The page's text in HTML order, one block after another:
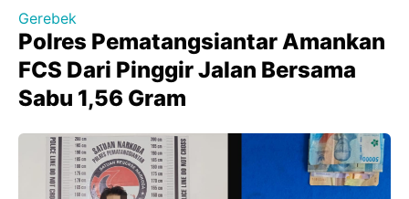
Gerebek
Polres Pematangsiantar Amankan
FCS Dari Pinggir Jalan Bersama
Sabu 1,56 Gram